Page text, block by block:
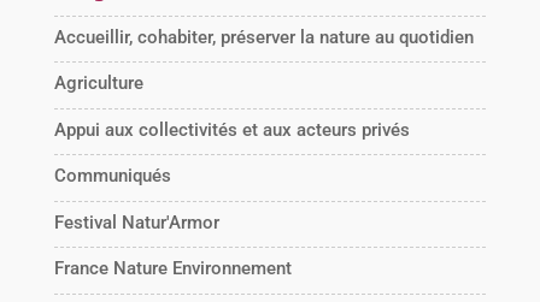
Accueillir, cohabiter, préserver la nature au quotidien
Agriculture
Appui aux collectivités et aux acteurs privés
Communiqués
Festival Natur'Armor
France Nature Environnement